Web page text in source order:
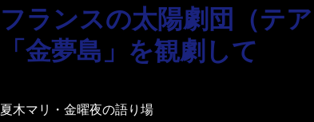
フランスの太陽劇団（テ
「金夢島」を観劇して
夏木マリ・金曜夜の語り場